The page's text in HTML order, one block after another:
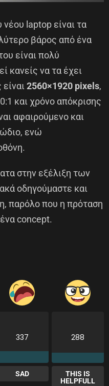
νέου laptop είναι τα
βάρος από ένα
είναι πολύ
κανείς να τα έχει
2560×1920 pixels,
και χρόνο απόκρισης
αφαιρούμενο και
ενώ
στην εξέλιξη των
οδηγούμαστε και
παρόλο που η πρόταση
concept.
337
SAD
288
THIS IS
HELPFULL